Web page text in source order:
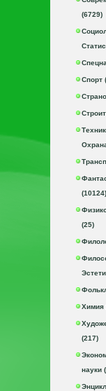
(6729)
Спорт
(10124)
(25)
Химия
(217)
науки